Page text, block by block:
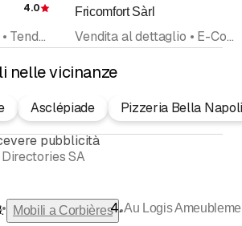
Recensione
4.0
Decoratori d'interni • Tende • Mobili • Rolladen • Rolladen e tende da sole • Stoffe e tessuti • Import Export
Fricomfort Sàrl
Vendita al dettaglio • E-Commerce • Mobili • Elettronica • Articoli da Decorazione • Arredamenti • Mobili da giardino • Elettrodomestici • Informatica
nelle vicinanze
Asclépiade
Pizzeria Bella
pubblicità
SA
• Mobili a Corbières •Au Logis